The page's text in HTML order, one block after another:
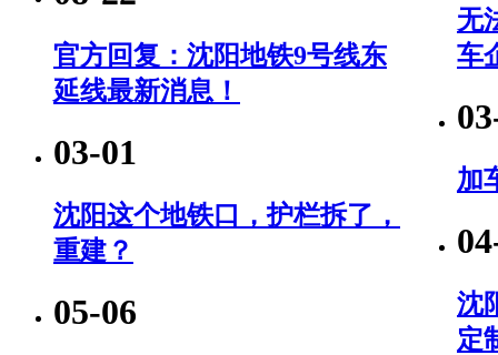
官方回复：沈阳地铁9号线东
延线最新消息！
03-01
沈阳这个地铁口，护栏拆了，
重建？
05-06
无
车
加
沈
定